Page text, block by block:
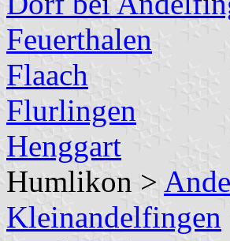
Feuerthalen
Flaach
Flurlingen
Henggart
Humlikon >
Kleinandelfingen